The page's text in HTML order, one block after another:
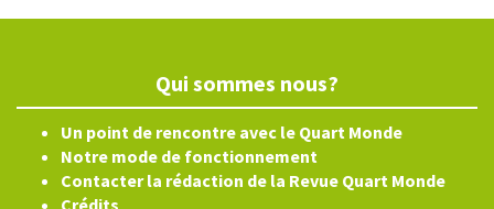
Qui sommes nous?
Un point de rencontre avec le Quart Monde
Notre mode de fonctionnement
Contacter la rédaction de la Revue Quart Monde
Crédits